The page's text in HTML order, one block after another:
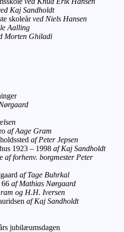
Kaj Sandholdt
skoleårved Niels Hansen
Aalling
Morten Ghiladi
af Aage Gram
af Peter Jepsen
1923 – 1998af Kaj Sandholdt
af forhenv. borgmester Peter
af Tage Buhrkal
66af Mathias Nørgaard
og H.H. Iversen
af Kaj Sandholdt
jubilæumsdagen